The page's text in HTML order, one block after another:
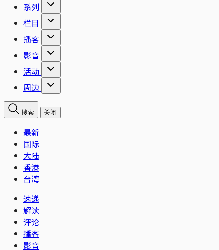
系列
栏目
播客
影音
活动
周边
搜索 关闭
最新
国际
大陆
香港
台湾
速递
解读
评论
播客
影音